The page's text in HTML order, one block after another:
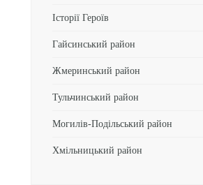
Історії Героїв
Гайсинський район
Жмеринський район
Тульчинський район
Могилів-Подільський район
Хмільницький район